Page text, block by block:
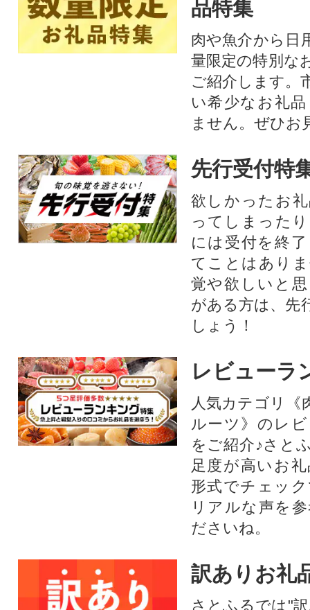
品特集
肉や魚介から日
量限定の特別な
ご紹介します。
い希少なお礼
ません。ぜひお
先行受付特
欲しかったお
ってしまった
には受付を終
てことはあり
覚や欲しいと
がある方は、先
しょう！
レビューラ
人気カテゴリ《
ルーツ》のレ
をご紹介♪さと
足度が高いお
形式でチェッ
リアルな声を
ださいね。
訳ありお礼
さとふるでは"